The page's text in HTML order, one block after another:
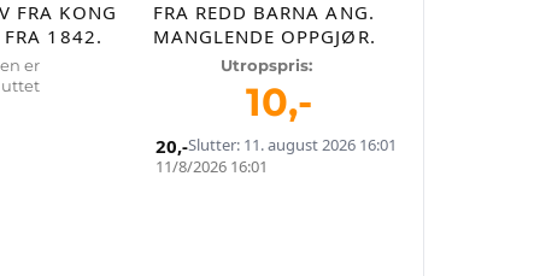
FRA KONG
FRA 1842.
er
Slutter: 11. august 2026 16:01
FRA REDD BARNA ANG.
MANGLENDE OPPGJØR.
Utropspris:
10,-
11/8/2026 16:01
20,-